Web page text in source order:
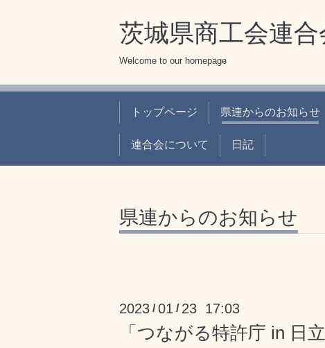
茨城県商工会連
Welcome to our homepage
トップページ 県連からのお知らせ
連合会について 日記
県連からのお知らせ
2023 /01 / 23 17:03
「つながる特許庁 in 日